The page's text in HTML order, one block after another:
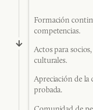
Formación
competencias.
Actos para
culturales.
Apreciación de la
probada.